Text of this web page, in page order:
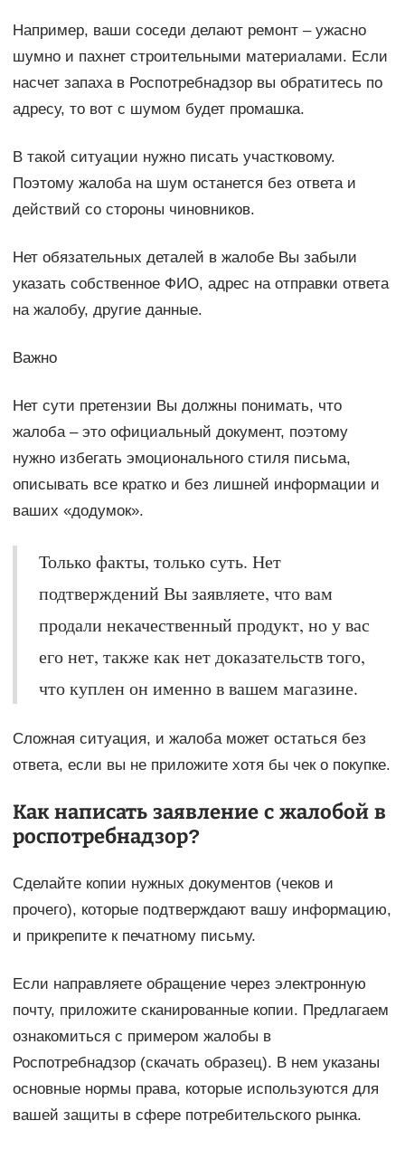
Например, ваши соседи делают ремонт – ужасно
шумно и пахнет строительными материалами. Если
насчет запаха в Роспотребнадзор вы обратитесь по
адресу, то вот с шумом будет промашка.
В такой ситуации нужно писать участковому.
Поэтому жалоба на шум останется без ответа и
действий со стороны чиновников.
Нет обязательных деталей в жалобе Вы забыли
указать собственное ФИО, адрес на отправки ответа
на жалобу, другие данные.
Важно
Нет сути претензии Вы должны понимать, что
жалоба – это официальный документ, поэтому
нужно избегать эмоционального стиля письма,
описывать все кратко и без лишней информации и
ваших «додумок».
Только факты, только суть. Нет
подтверждений Вы заявляете, что вам
продали некачественный продукт, но у вас
его нет, также как нет доказательств того,
что куплен он именно в вашем магазине.
Сложная ситуация, и жалоба может остаться без
ответа, если вы не приложите хотя бы чек о покупке.
Как написать заявление с жалобой в
роспотребнадзор?
Сделайте копии нужных документов (чеков и
прочего), которые подтверждают вашу информацию,
и прикрепите к печатному письму.
Если направляете обращение через электронную
почту, приложите сканированные копии. Предлагаем
ознакомиться с примером жалобы в
Роспотребнадзор (скачать образец). В нем указаны
основные нормы права, которые используются для
вашей защиты в сфере потребительского рынка.